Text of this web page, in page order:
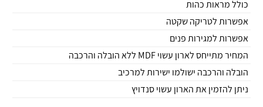
כולל מראות כהות
אפשרות לטריקה שקטה
אפשרות למגירות פנים
המחיר מתייחס לארון עשוי MDF ללא הובלה והרכבה
הובלה והרכבה ישולמו ישירות למרכיב
ניתן להזמין את הארון עשוי סנדויץ